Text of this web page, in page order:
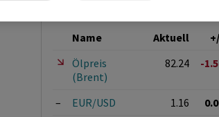
Name Aktuell
Ölpreis
(Brent)
82.24 -
– EUR/USD 1.16